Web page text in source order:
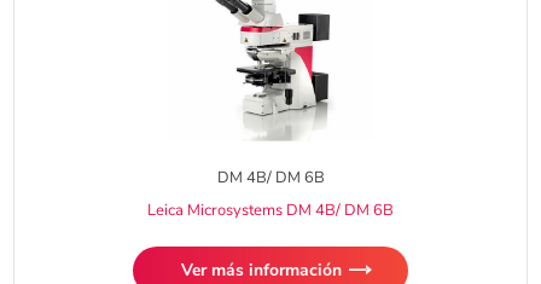
DM 4B/ DM 6B
Leica Microsystems DM 4B/ DM 6B
Ver más información